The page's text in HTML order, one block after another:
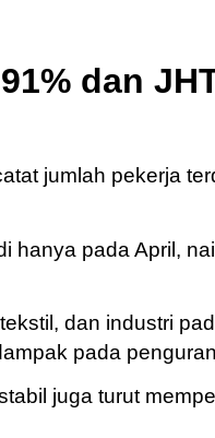
dan
jumlah pekerja
hanya pada April,
dan industri
pada
juga turut